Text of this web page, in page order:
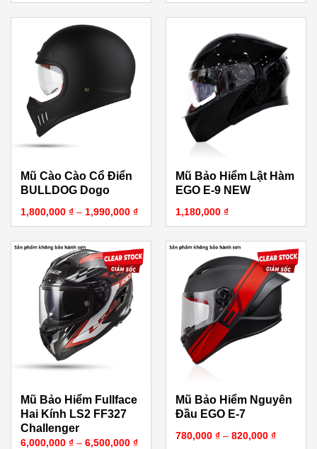
Mũ Cào Cào Cổ Điển
BULLDOG Dogo
1,800,000₫ – 1,990,000₫Khoảng giá: từ 1,800,000 ₫ đến
Mũ Bảo Hiểm Lật Hàm
EGO E-9 NEW
1,180,000₫
Mũ Bảo Hiểm Fullface
Hai Kính LS2 FF327
Challenger
6,000,000₫ – 6,500,000₫Khoảng giá: từ 6,000,000 ₫ đến
Mũ Bảo Hiểm Nguyên
Đầu EGO E-7
780,000₫ – 820,000₫Khoảng